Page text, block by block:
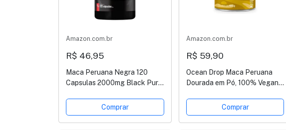
Amazon.com.br
R$ 46,95
Maca Peruana Negra 120
Capsulas 2000mg Black Pura
Homens e Mulheres Original
2g Por Dose
Comprar
Amazon.com.br
R$ 59,90
Ocean Drop Maca Peruana
Dourada em Pó, 100% Vegano,
Comprar